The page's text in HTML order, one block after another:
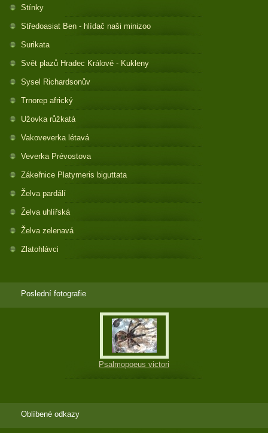
Stínky
Středoasiat Ben - hlídač naši minizoo
Surikata
Svět plazů Hradec Králové - Kukleny
Sysel Richardsonův
Trnorep africký
Užovka růžkatá
Vakoveverka létavá
Veverka Prévostova
Zákeřnice Platymeris biguttata
Želva pardálí
Želva uhlířská
Želva zelenavá
Zlatohlávci
Poslední fotografie
Psalmopoeus victori
Oblíbené odkazy